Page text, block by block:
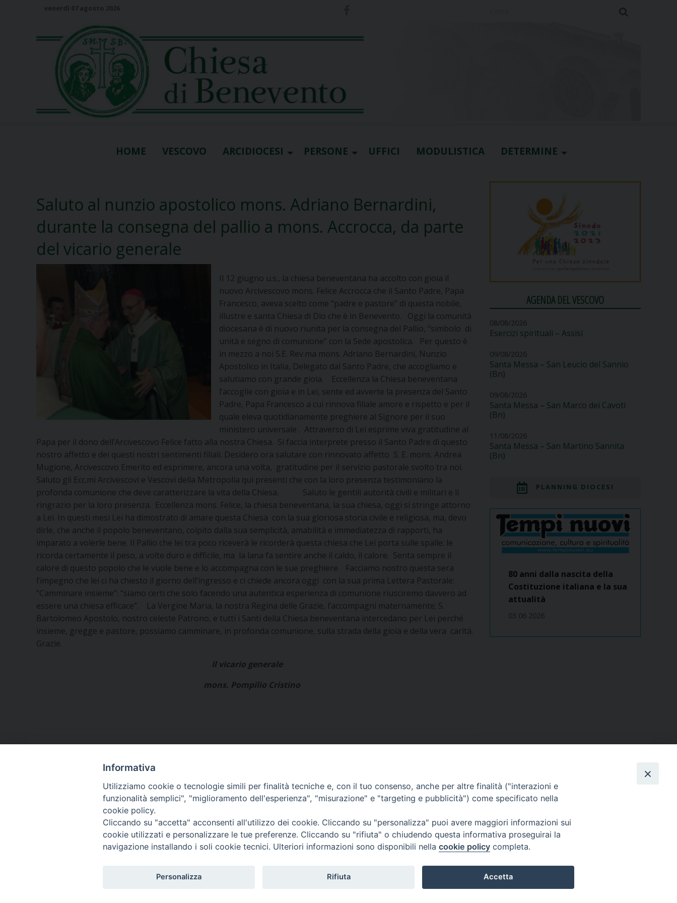
HOME VESCOVO ARCIDIOCESI PERSONE UFFICI MODULISTICA DETERMINE
Saluto al nunzio apostolico mons. Adriano Bernardini,
durante la consegna del pallio a mons. Accrocca, da parte
del vicario generale
Il 12 giugno u.s., la chiesa beneventana ha accolto con gioia il
nuovo Arcivescovo mons. Felice Accrocca che il Santo Padre, Papa
Francesco, aveva scelto come “padre e pastore” di questa nobile,
illustre e santa Chiesa di Dio che è in Benevento. Oggi la comunità
diocesana è di nuovo riunita per la consegna del Pallio, “simbolo di
unità e segno di comunione” con la Sede apostolica. Per questo è
in mezzo a noi S.E. Rev.ma mons. Adriano Bernardini, Nunzio
Apostolico in Italia, Delegato dal Santo Padre, che accogliamo e
salutiamo con grande gioia. Eccellenza la Chiesa beneventana
l’accoglie con gioia e in Lei, sente ed avverte la presenza del Santo
Padre, Papa Francesco a cui rinnova filiale amore e rispetto e per il
quale eleva quotidianamente preghiere al Signore per il suo
ministero universale . Attraverso di Lei esprime viva gratitudine al
Papa per il dono dell’Arcivescovo Felice fatto alla nostra Chiesa. Si faccia interprete presso il Santo Padre di questo
nostro affetto e dei questi nostri sentimenti filiali. Desidero ora salutare con rinnovato affetto S. E. mons. Andrea
Mugione, Arcivescovo Emerito ed esprimere, ancora una volta, gratitudine per il servizio pastorale svolto tra noi.
Saluto gli Ecc.mi Arcivescovi e Vescovi della Metropolia qui presenti che con la loro presenza testimoniano la
profonda comunione che deve caratterizzare la vita della Chiesa. Saluto le gentili autorità civili e militari e li
ringrazio per la loro presenza. Eccellenza mons. Felice, la chiesa beneventana, la sua chiesa, oggi si stringe attorno
a Lei. In questi mesi Lei ha dimostrato di amare questa Chiesa con la sua gloriosa storia civile e religiosa, ma, devo
dirle, che anche il popolo beneventano, colpito dalla sua semplicità, amabilità e immediatezza di rapporti, ha
imparato a volerle bene. Il Pallio che lei tra poco riceverà le ricorderà questa chiesa che Lei porta sulle spalle: le
ricorda certamente il peso, a volte duro e difficile, ma la lana fa sentire anche il caldo, il calore. Senta sempre il
calore di questo popolo che le vuole bene e lo accompagna con le sue preghiere. Facciamo nostro questa sera
l’impegno che lei ci ha chiesto il giorno dell’ingresso e ci chiede ancora oggi con la sua prima Lettera Pastorale:
“Camminare insieme”: “siamo certi che solo facendo una autentica esperienza di comunione riusciremo davvero ad
essere una chiesa efficace”. La Vergine Maria, la nostra Regina delle Grazie, l’accompagni maternamente; S.
Bartolomeo Apostolo, nostro celeste Patrono, e tutti i Santi della Chiesa beneventana intercedano per Lei perché
insieme, gregge e pastore, possiamo camminare, in profonda comunione, sulla strada della gioia e della vera carità.
Grazie.
Il vicario generale
mons. Pompilio Cristino
AGENDA DEL VESCOVO
08/08/2026
Esercizi spirituali – Assisi
09/08/2026
Santa Messa – San Leucio del Sannio
(Bn)
09/08/2026
Santa Messa – San Marco dei Cavoti
(Bn)
11/08/2026
Santa Messa – San Martino Sannita
(Bn)
PLANNING DIOCESI
80 anni dalla nascita della
Costituzione italiana e la sua
attualità
03 06 2026
Piazza Orsini, 27
82100 Benevento (BN)
CF: 92000550621
Informativa
Utilizziamo cookie o tecnologie simili per finalità tecniche e, con il tuo consenso, anche per altre finalità ("interazioni e
funzionalità semplici", "miglioramento dell'esperienza", "misurazione" e "targeting e pubblicità") come specificato nella
cookie policy.
Cliccando su "accetta" acconsenti all'utilizzo dei cookie. Cliccando su "personalizza" puoi avere maggiori informazioni sui
cookie utilizzati e personalizzare le tue preferenze. Cliccando su "rifiuta" o chiudendo questa informativa proseguirai la
navigazione installando i soli cookie tecnici. Ulteriori informazioni sono disponibili nella cookie policy completa.
Personalizza Rifiuta Accetta